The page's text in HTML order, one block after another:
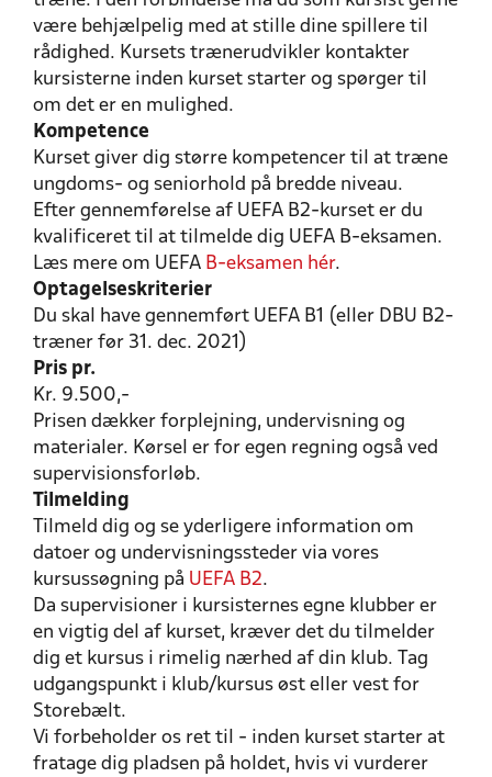
være behjælpelig med at stille dine spillere til
rådighed. Kursets trænerudvikler kontakter
kursisterne inden kurset starter og spørger til
om det er en mulighed.
Kompetence
Kurset giver dig større kompetencer til at træne
ungdoms- og seniorhold på bredde niveau.
Efter gennemførelse af UEFA B2-kurset er du
kvalificeret til at tilmelde dig UEFA B-eksamen.
Læs mere om UEFA B-eksamen hér.
Optagelseskriterier
Du skal have gennemført UEFA B1 (eller DBU B2-
træner før 31. dec. 2021)
Pris pr.
Kr. 9.500,-
Prisen dækker forplejning, undervisning og
materialer. Kørsel er for egen regning også ved
supervisionsforløb.
Tilmelding
Tilmeld dig og se yderligere information om
datoer og undervisningssteder via vores
kursussøgning på UEFA B2.
Da supervisioner i kursisternes egne klubber er
en vigtig del af kurset, kræver det du tilmelder
dig et kursus i rimelig nærhed af din klub. Tag
udgangspunkt i klub/kursus øst eller vest for
Storebælt.
Vi forbeholder os ret til - inden kurset starter at
fratage dig pladsen på holdet, hvis vi vurderer